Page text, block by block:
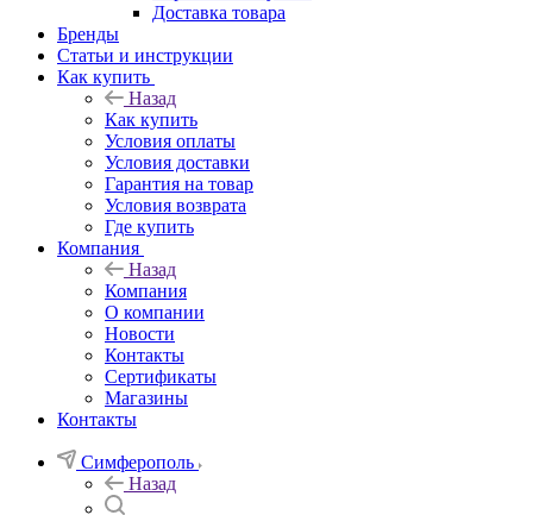
Доставка товара
Бренды
Статьи и инструкции
Как купить
Назад
Как купить
Условия оплаты
Условия доставки
Гарантия на товар
Условия возврата
Где купить
Компания
Назад
Компания
О компании
Новости
Контакты
Сертификаты
Магазины
Контакты
Симферополь
Назад